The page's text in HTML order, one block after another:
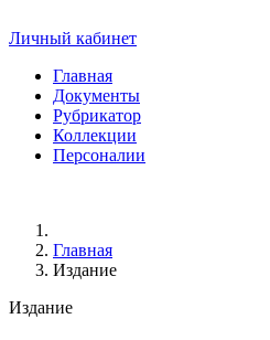
Личный кабинет
Главная
Документы
Рубрикатор
Коллекции
Персоналии
Главная
Издание
Издание